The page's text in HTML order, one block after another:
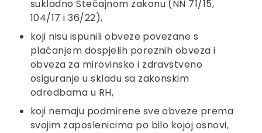
sukladno Stečajnom zakonu (NN 71/15,
104/17 i 36/22),
koji nisu ispunili obveze povezane s
plaćanjem dospjelih poreznih obveza i
obveza za mirovinsko i zdravstveno
osiguranje u skladu sa zakonskim
odredbama u RH,
koji nemaju podmirene sve obveze prema
svojim zaposlenicima po bilo kojoj osnovi,